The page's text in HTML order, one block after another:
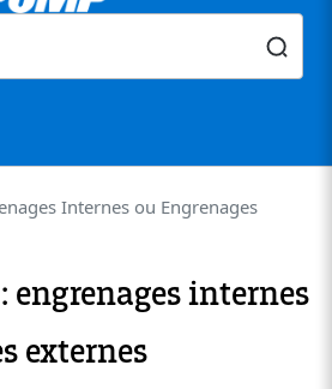
Internes ou Engrenages
engrenages internes
externes